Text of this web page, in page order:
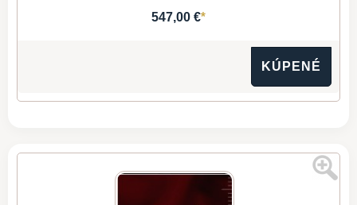
547,00 €*
KÚPENÉ